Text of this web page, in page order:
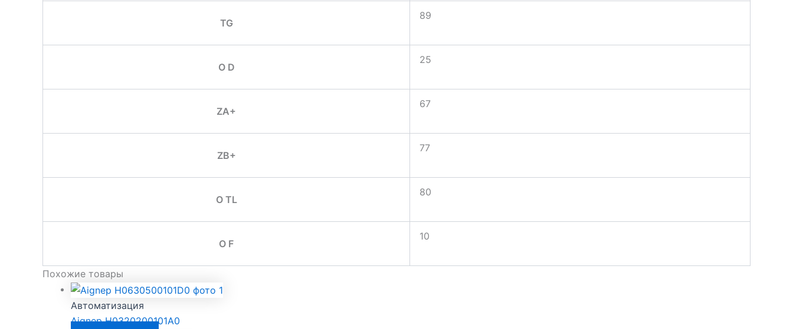
TG
89
O D
25
ZA+
67
ZB+
77
O TL
80
O F
10
Похожие товары
Автоматизация
Aignep H0320200101A0